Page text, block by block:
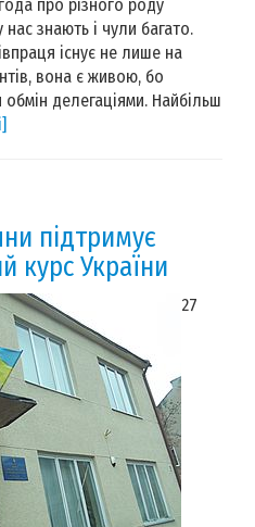
про різного роду
знають і чули багато.
існує не лише на
вона є живою, бо
делегаціями. Найбільш
підтримує
курс України
27